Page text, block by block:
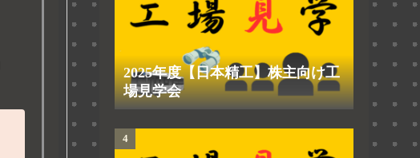
2025年度【日本精工】株主向け工
場見学会